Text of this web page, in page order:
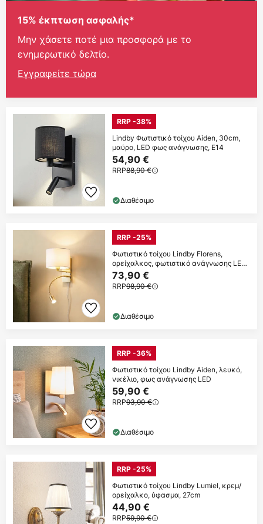
15% έκπτωση ασφαλής*
Μην χάσετε ποτέ μια προσφορά με το
ενημερωτικό δελτίο.
Εγγραφείτε τώρα
RRP -38%
Lindby Φωτιστικό τοίχου Aiden, 30cm,
μαύρο, LED φως ανάγνωσης, E14
54,90 €
RRP88,90 €
Διαθέσιμο
RRP -25%
Φωτιστικό τοίχου Lindby Florens,
ορείχαλκος, φωτιστικό ανάγνωσης LED,
23,5 cm
73,90 €
RRP98,90 €
Διαθέσιμο
RRP -36%
Φωτιστικό τοίχου Lindby Aiden, λευκό,
νικέλιο, φως ανάγνωσης LED
59,90 €
RRP93,90 €
Διαθέσιμο
RRP -25%
Φωτιστικό τοίχου Lindby Lumiel, κρεμ/
ορείχαλκο, ύφασμα, 27cm
44,90 €
RRP59,90 €